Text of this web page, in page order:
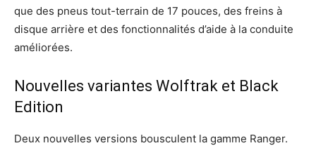
que des pneus tout-terrain de 17 pouces, des freins à
disque arrière et des fonctionnalités d’aide à la conduite
améliorées.
Nouvelles variantes Wolftrak et Black
Edition
Deux nouvelles versions bousculent la gamme Ranger.